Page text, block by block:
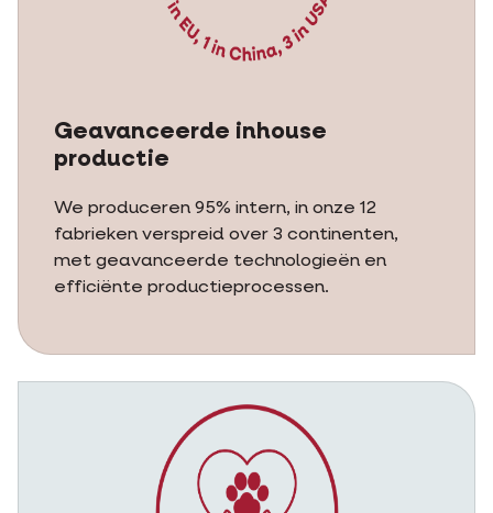
Geavanceerde inhouse
productie
We produceren 95% intern, in onze 12
fabrieken verspreid over 3 continenten,
met geavanceerde technologieën en
efficiënte productieprocessen.